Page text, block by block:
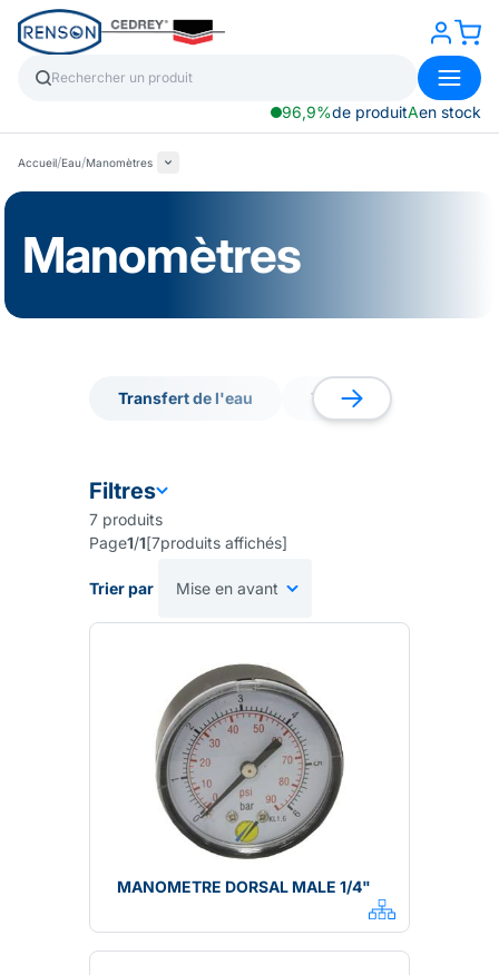
96,9%de produitAen stock
Accueil/Eau/Manomètres
Manomètres
Transfert de l'eau
Tuyaux
Tuyaux
Filtres
7 produits
Page1/1[7produits affichés]
Trier par
MANOMETRE DORSAL MALE 1/4"